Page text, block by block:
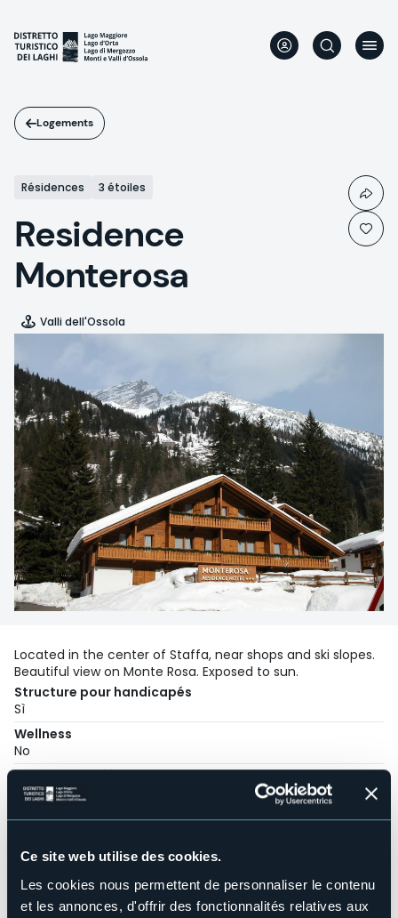
Ce site web utilise des cookies.
Les cookies nous permettent de personnaliser le contenu
et les annonces, d'offrir des fonctionnalités relatives aux
contenu
principal
Logements
Résidences 3 étoiles
Residence
Monterosa
Valli dell'Ossola
Located in the center of Staffa, near shops and ski slopes.
Beautiful view on Monte Rosa. Exposed to sun.
Structure pour handicapés
Sì
Wellness
No
Salles de conférences
No
Piscine
Animaux acceptés
Sì
Nombre d'appartements